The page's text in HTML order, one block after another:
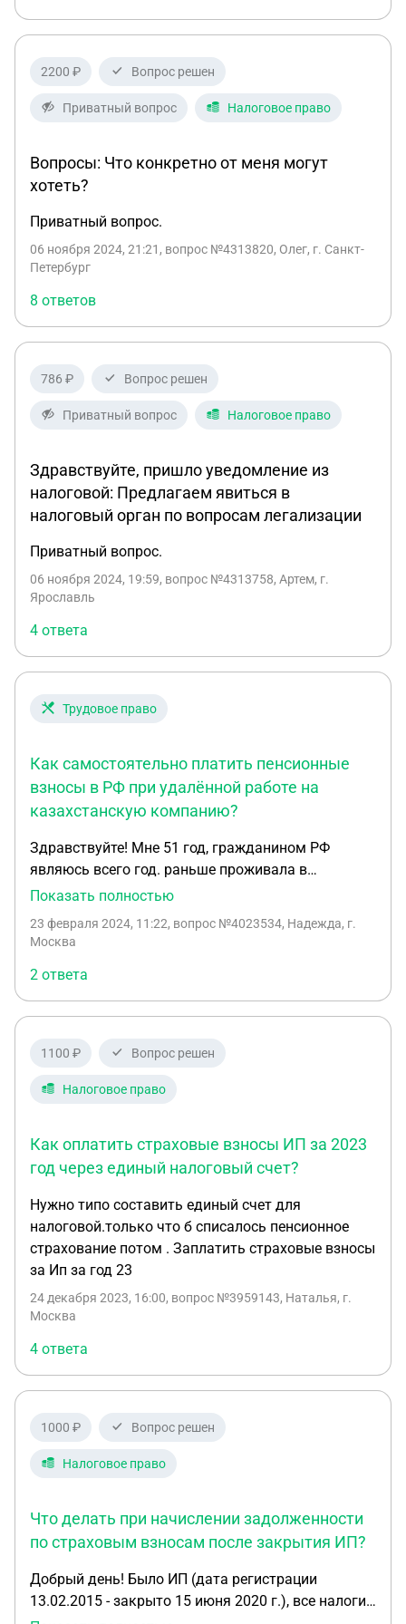
прилижение не отображается.
2200 ₽ Вопрос решен
Приватный вопрос Налоговое право
Вопросы: Что конкретно от меня могут
хотеть?
Приватный вопрос.
06 ноября 2024, 21:21 , вопрос №4313820, Олег, г. Санкт-
Петербург
8 ответов
786 ₽ Вопрос решен
Приватный вопрос Налоговое право
Здравствуйте, пришло уведомление из
налоговой: Предлагаем явиться в
налоговый орган по вопросам легализации
Приватный вопрос.
06 ноября 2024, 19:59, вопрос №4313758, Артем, г.
Ярославль
4 ответа
Трудовое право
Как самостоятельно платить пенсионные
взносы в РФ при удалённой работе на
казахстанскую компанию?
Здравствуйте! Мне 51 год, гражданином РФ
являюсь всего год. раньше проживала в
Казахстане. В силу семейных обстоятельств
интернет магазин. Они могут устроить меня
будут. Как мне быть? Как оплачивать пенсионные
взносы, чтобы когда наступит пенсионный
возраст не остаться без средств к
РФ у меня нет трудового стажа.
Показать полностью
23 февраля 2024, 11:22, вопрос №4023534, Надежда, г.
Москва
2 ответа
1100 ₽ Вопрос решен
Налоговое право
Как оплатить страховые взносы ИП за 2023
год через единый налоговый счет?
Нужно типо составить единый счет для
налоговой.только что б списалось пенсионное
страхование потом . Заплатить страховые взносы
за Ип за год 23
24 декабря 2023, 16:00, вопрос №3959143, Наталья, г.
Москва
4 ответа
1000 ₽ Вопрос решен
Налоговое право
Что делать при начислении задолженности
по страховым взносам после закрытия ИП?
Добрый день! Было ИП (дата регистрации
13.02.2015 - закрыто 15 июня 2020 г.), все налоги